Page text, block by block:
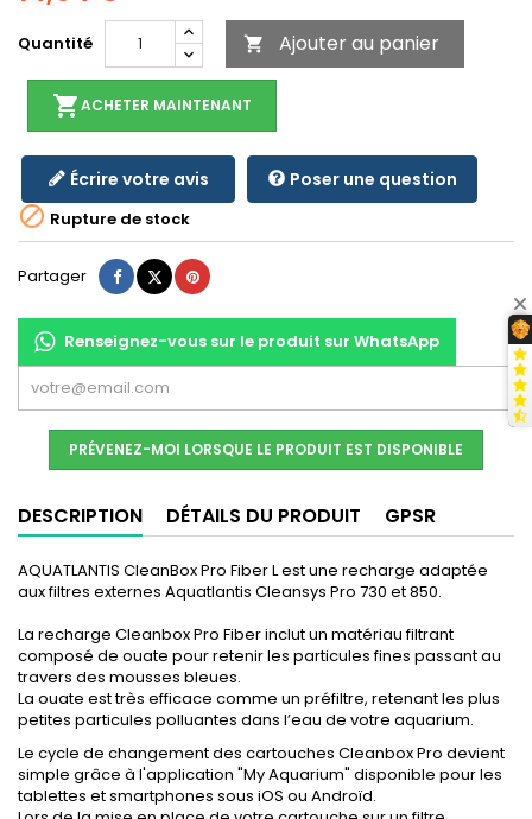
Quantité  Ajouter au panier
shopping_cartACHETER MAINTENANT
Écrire votre avis Poser une question
 Rupture de stock
Partager Partager
TweetPinterest
Renseignez-vous sur le produit sur WhatsApp
PRÉVENEZ-MOI LORSQUE LE PRODUIT EST DISPONIBLE
DESCRIPTION DÉTAILS DU PRODUIT GPSR
AQUATLANTIS CleanBox Pro Fiber L est une recharge adaptée
aux filtres externes Aquatlantis Cleansys Pro 730 et 850.
La recharge Cleanbox Pro Fiber inclut un matériau filtrant
composé de ouate pour retenir les particules fines passant au
travers des mousses bleues.
La ouate est très efficace comme un préfiltre, retenant les plus
petites particules polluantes dans l’eau de votre aquarium.
Le cycle de changement des cartouches Cleanbox Pro devient
simple grâce à l'application "My Aquarium" disponible pour les
tablettes et smartphones sous iOS ou Androïd.